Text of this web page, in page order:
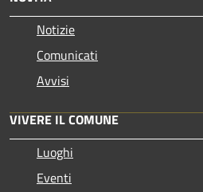
Notizie
Comunicati
Avvisi
VIVERE IL COMUNE
Luoghi
Eventi